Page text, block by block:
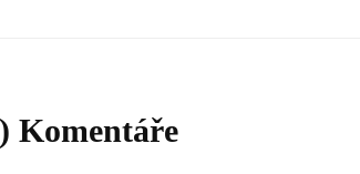
Komentáře